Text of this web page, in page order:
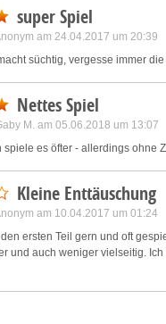
super Spiel
am 24.04.2017 um 20:39
süchtig, vergesse immer
Nettes Spiel
M. am 05.06.2018 um 13:07
spiele es öfter - allerdings ohne
Kleine Enttäuschung
am 10.04.2017 um 01:24
ersten Teil gern und oft
und auch weniger vielseitig.